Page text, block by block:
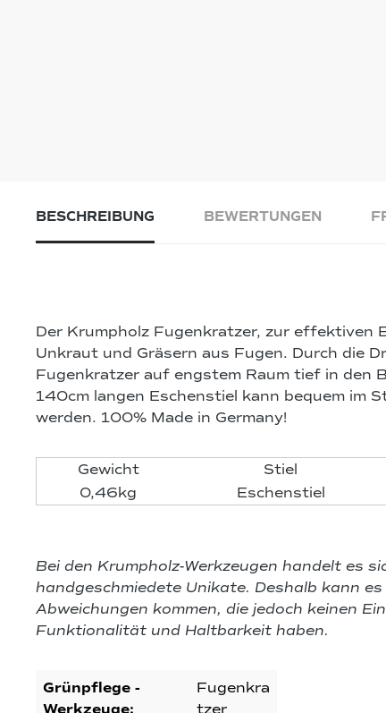
BESCHREIBUNG BEWERTUNGEN
Der Krumpholz Fugenkratzer, zur effektiven
Unkraut und Gräsern aus Fugen. Durch die
Fugenkratzer auf engstem Raum tief in den
140cm langen Eschenstiel kann bequem im
werden. 100% Made in Germany!
Gewicht Stiel
0,46kg
Eschenstiel
Bei den Krumpholz-Werkzeugen handelt es
handgeschmiedete Unikate. Deshalb kann
Abweichungen kommen, die jedoch keinen
Funktionalität und Haltbarkeit haben.
Grünpflege -
Fugenkra